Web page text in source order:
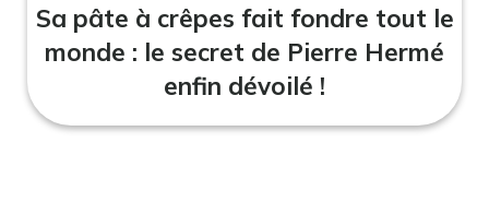
Sa pâte à crêpes fait fondre tout le
monde : le secret de Pierre Hermé
enfin dévoilé !